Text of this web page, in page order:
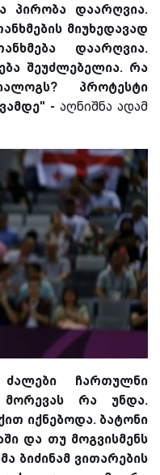
პირობა დაარღვია.
მიუხედავად
დაარღვია.
შეუძლებელია. რა
პროტესტი
- აღნიშნა ადამ
ჩართულნი
მორევას რა უნდა.
იქნებოდა. ბატონი
და თუ მოგვისმენს
ბიძინამ ვითარების